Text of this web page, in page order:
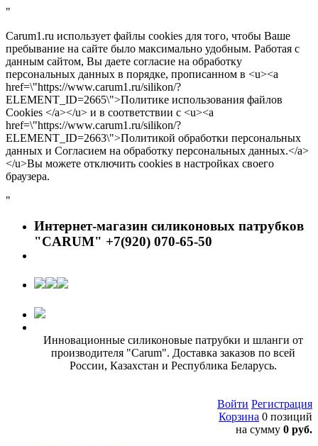
"
Carum1.ru использует файлы cookies для того, чтобы Ваше
пребывание на сайте было максимально удобным. Работая с
данным сайтом, Вы даете согласие на обработку
персональных данных в порядке, прописанном в <u><a
href=\"https://www.carum1.ru/silikon/?
ELEMENT_ID=2665\">Политике использования файлов
Cookies </a></u> и в соответствии с <u><a
href=\"https://www.carum1.ru/silikon/?
ELEMENT_ID=2663\">Политикой обработки персональных
данных и Согласием на обработку персональных данных.</a>
</u>Вы можете отключить cookies в настройках своего
браузера.
"
Интернет-магазин силиконовых патрубков
"CARUM" +7(920) 070-65-50
Инновационные силиконовые патрубки и шланги от
производителя "Carum". Доставка заказов по всей
России, Казахстан и Республика Беларусь.
Войти Регистрация
Корзина 0 позиций
на сумму 0 руб.